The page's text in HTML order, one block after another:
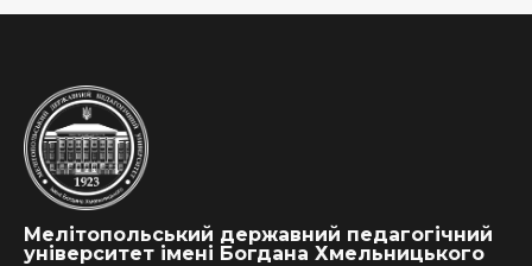
Мелітопольський державний педагогічний
університет імені Богдана Хмельницького